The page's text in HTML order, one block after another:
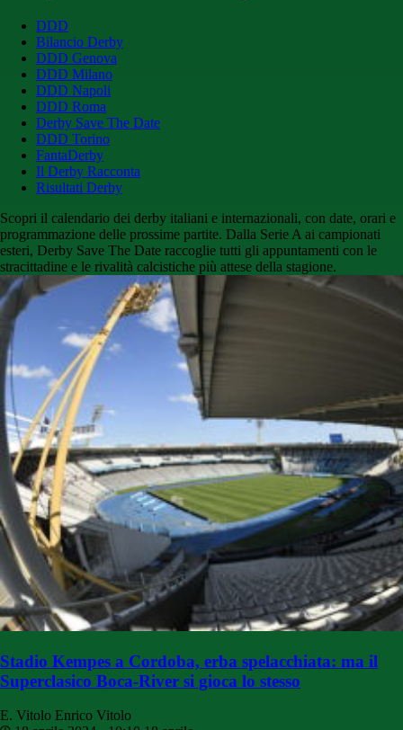
DDD
Bilancio Derby
DDD Genova
DDD Milano
DDD Napoli
DDD Roma
Derby Save The Date
DDD Torino
FantaDerby
Il Derby Racconta
Risultati Derby
Scopri il calendario dei derby italiani e internazionali, con date, orari e
programmazione delle prossime partite. Dalla Serie A ai campionati
esteri, Derby Save The Date raccoglie tutti gli appuntamenti con le
stracittadine e le rivalità calcistiche più attese della stagione.
Stadio Kempes a Cordoba, erba spelacchiata: ma il
Superclasico Boca-River si gioca lo stesso
E. Vitolo Enrico Vitolo